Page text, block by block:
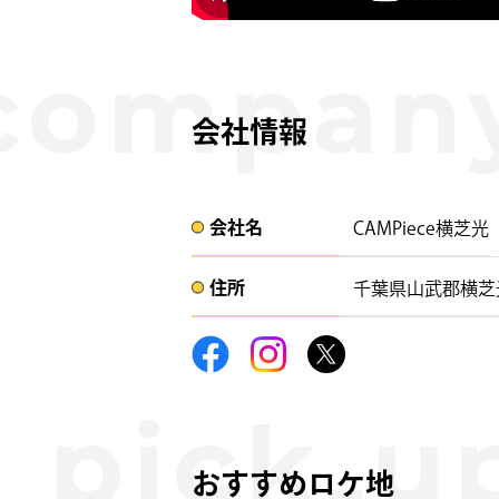
会社情報
会社名​ CAMPiece横芝光
住所​​ 千葉県山武郡横
おすすめロケ地